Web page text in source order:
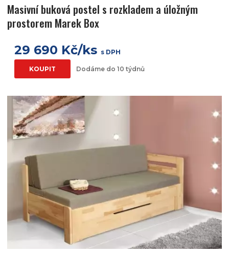
Masivní buková postel s rozkladem a úložným
prostorem Marek Box
29 690 Kč/ks s DPH
KOUPIT Dodáme do 10 týdnů